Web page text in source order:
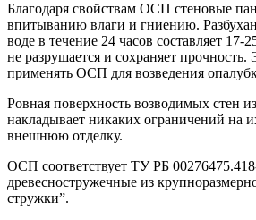
Благодаря свойствам ОСП стеновые
впитыванию влаги и гниению.
воде в течение 24 часов составляет 17-
не разрушается и сохраняет прочность.
применять ОСП для возведения
Ровная поверхность возводимых стен
накладывает никаких ограничений на
внешнюю отделку.
ОСП соответствует ТУ РБ
древесностружечные из
стружки”.